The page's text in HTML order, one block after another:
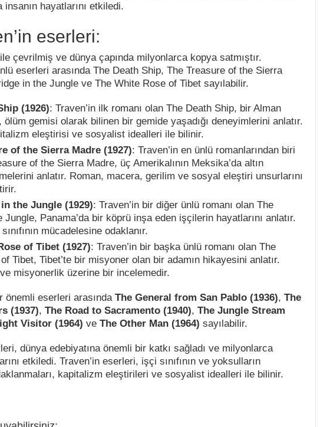
hayatlarını etkiledi.
eserleri:
çevrilmiş ve dünya çapında milyonlarca kopya satmıştır.
eserleri arasında The Death Ship, The Treasure of the Sierra
in the Jungle ve The White Rose of Tibet sayılabilir.
(1926): Traven’in ilk romanı olan The Death Ship, bir Alman
gemisi olarak bilinen bir gemide yaşadığı deneyimlerini anlatır.
eleştirisi ve sosyalist idealleri ile bilinir.
of the Sierra Madre (1927): Traven’in en ünlü romanlarından biri
of the Sierra Madre, üç Amerikalının Meksika’da altın
anlatır. Roman, macera, gerilim ve sosyal eleştiri unsurlarını
the Jungle (1929): Traven’in bir diğer ünlü romanı olan The
Jungle, Panama’da bir köprü inşa eden işçilerin hayatlarını anlatır.
mücadelesine odaklanır.
of Tibet (1927): Traven’in bir başka ünlü romanı olan The
Tibet, Tibet’te bir misyoner olan bir adamın hikayesini anlatır.
misyonerlik üzerine bir incelemedir.
önemli eserleri arasında The General from San Pablo (1936), The
(1937), The Road to Sacramento (1940), The Jungle Stream
Visitor (1964) ve The Other Man (1964) sayılabilir.
dünya edebiyatına önemli bir katkı sağladı ve milyonlarca
etkiledi. Traven’in eserleri, işçi sınıfının ve yoksulların
kapitalizm eleştirileri ve sosyalist idealleri ile bilinir.